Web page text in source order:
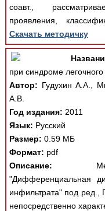
соавт.,
проявления,
Скачать методичку
при синдроме
Автор: Гудухин А.А.,
А.В.
Год издания: 2011
Язык: Русский
Размер: 0.59 МБ
Формат: pdf
Описание:
"Дифференциальная
инфильтрата" под ред.,
непосредственно